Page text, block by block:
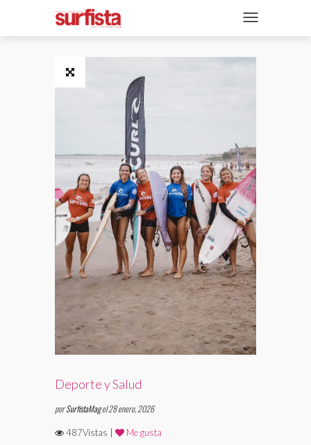
NAVEGACIÓN
REVISTA DIGITAL
Deporte y Salud
porSurfistaMagel 28 enero, 2026
487Vistas | Me gusta